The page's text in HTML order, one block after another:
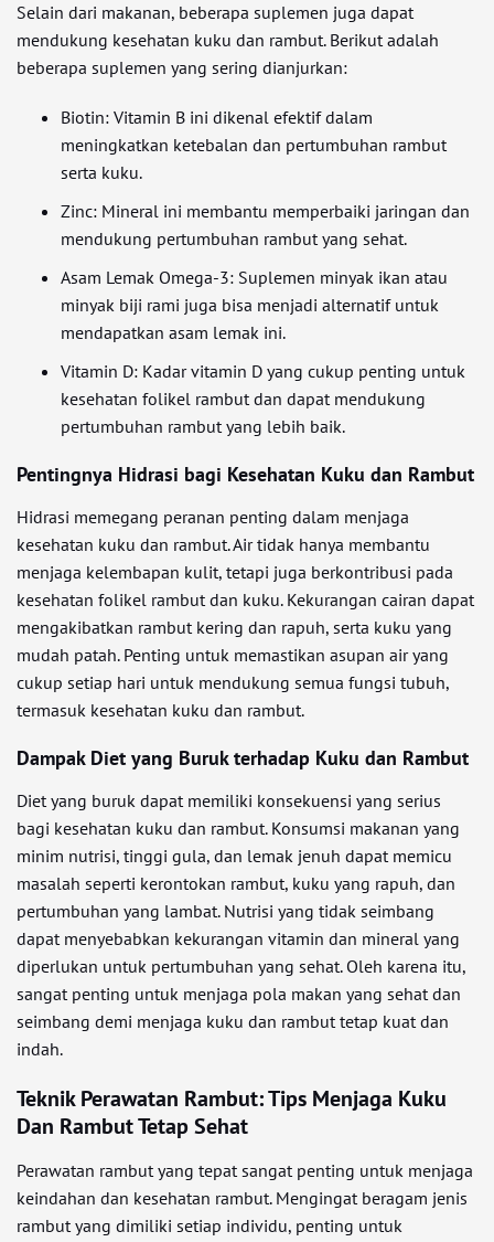
Selain dari makanan, beberapa suplemen juga dapat
mendukung kesehatan kuku dan rambut. Berikut adalah
beberapa suplemen yang sering dianjurkan:
Biotin: Vitamin B ini dikenal efektif dalam
meningkatkan ketebalan dan pertumbuhan rambut
serta kuku.
Zinc: Mineral ini membantu memperbaiki jaringan dan
mendukung pertumbuhan rambut yang sehat.
Asam Lemak Omega-3: Suplemen minyak ikan atau
minyak biji rami juga bisa menjadi alternatif untuk
mendapatkan asam lemak ini.
Vitamin D: Kadar vitamin D yang cukup penting untuk
kesehatan folikel rambut dan dapat mendukung
pertumbuhan rambut yang lebih baik.
Pentingnya Hidrasi bagi Kesehatan Kuku dan Rambut
Hidrasi memegang peranan penting dalam menjaga
kesehatan kuku dan rambut. Air tidak hanya membantu
menjaga kelembapan kulit, tetapi juga berkontribusi pada
kesehatan folikel rambut dan kuku. Kekurangan cairan dapat
mengakibatkan rambut kering dan rapuh, serta kuku yang
mudah patah. Penting untuk memastikan asupan air yang
cukup setiap hari untuk mendukung semua fungsi tubuh,
termasuk kesehatan kuku dan rambut.
Dampak Diet yang Buruk terhadap Kuku dan Rambut
Diet yang buruk dapat memiliki konsekuensi yang serius
bagi kesehatan kuku dan rambut. Konsumsi makanan yang
minim nutrisi, tinggi gula, dan lemak jenuh dapat memicu
masalah seperti kerontokan rambut, kuku yang rapuh, dan
pertumbuhan yang lambat. Nutrisi yang tidak seimbang
dapat menyebabkan kekurangan vitamin dan mineral yang
diperlukan untuk pertumbuhan yang sehat. Oleh karena itu,
sangat penting untuk menjaga pola makan yang sehat dan
seimbang demi menjaga kuku dan rambut tetap kuat dan
indah.
Teknik Perawatan Rambut: Tips Menjaga Kuku
Dan Rambut Tetap Sehat
Perawatan rambut yang tepat sangat penting untuk menjaga
keindahan dan kesehatan rambut. Mengingat beragam jenis
rambut yang dimiliki setiap individu, penting untuk